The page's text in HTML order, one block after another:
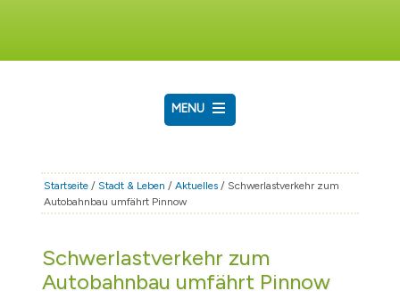
MENU
RATHAUS & POLITIK
BÜRGERSERVICE
TOURISMUS
Startseite /Stadt & Leben /Aktuelles / Schwerlastverkehr zum
Autobahnbau umfährt Pinnow
Schwerlastverkehr zum
Autobahnbau umfährt Pinnow